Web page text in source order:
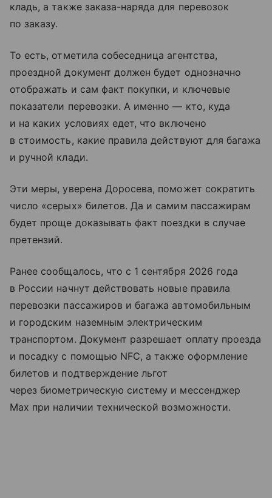
кладь, а также заказа-наряда для перевозок
по заказу.
То есть, отметила собеседница агентства,
проездной документ должен будет однозначно
отображать и сам факт покупки, и ключевые
показатели перевозки. А именно — кто, куда
и на каких условиях едет, что включено
в стоимость, какие правила действуют для багажа
и ручной клади.
Эти меры, уверена Доросева, поможет сократить
число «серых» билетов. Да и самим пассажирам
будет проще доказывать факт поездки в случае
претензий.
Ранее сообщалось, что с 1 сентября 2026 года
в России начнут действовать новые правила
перевозки пассажиров и багажа автомобильным
и городским наземным электрическим
транспортом. Документ разрешает оплату проезда
и посадку с помощью NFC, а также оформление
билетов и подтверждение льгот
через биометрическую систему и мессенджер
Max при наличии технической возможности.